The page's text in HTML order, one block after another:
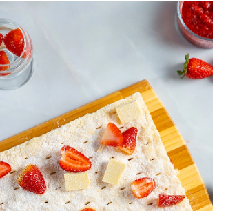
DISTRIBUIDORES E REPRESENTANTES
AGENDA DE CURSOS